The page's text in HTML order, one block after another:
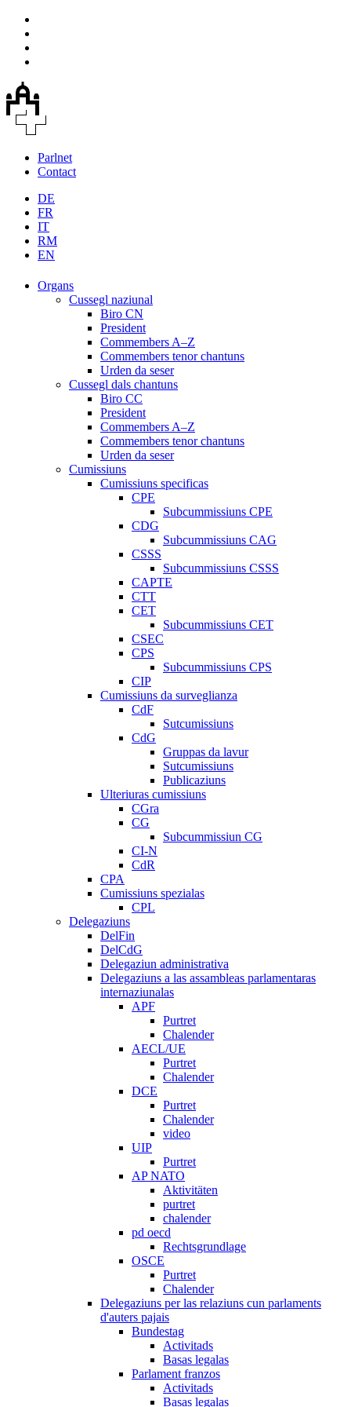
Parlnet
Contact
DE
FR
IT
RM
EN
Organs
Cussegl naziunal
Biro CN
President
Commembers A–Z
Commembers tenor chantuns
Urden da seser
Cussegl dals chantuns
Biro CC
President
Commembers A–Z
Commembers tenor chantuns
Urden da seser
Cumissiuns
Cumissiuns specificas
CPE
Subcummissiuns CPE
CDG
Subcummissiuns CAG
CSSS
Subcummissiuns CSSS
CAPTE
CTT
CET
Subcummissiuns CET
CSEC
CPS
Subcummissiuns CPS
CIP
Cumissiuns da surveglianza
CdF
Sutcumissiuns
CdG
Gruppas da lavur
Sutcumissiuns
Publicaziuns
Ulteriuras cumissiuns
CGra
CG
Subcummissiun CG
CI-N
CdR
CPA
Cumissiuns spezialas
CPL
Delegaziuns
DelFin
DelCdG
Delegaziun administrativa
Delegaziuns a las assambleas parlamentaras
internaziunalas
APF
Purtret
Chalender
AECL/UE
Purtret
Chalender
DCE
Purtret
Chalender
video
UIP
Purtret
AP NATO
Aktivitäten
purtret
chalender
pd oecd
Rechtsgrundlage
OSCE
Purtret
Chalender
Delegaziuns per las relaziuns cun parlaments
d'auters pajais
Bundestag
Activitads
Basas legalas
Parlament franzos
Activitads
Basas legalas